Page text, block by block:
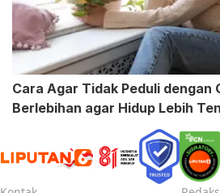
Cara Agar Tidak Peduli dengan
Berlebihan agar Hidup Lebih